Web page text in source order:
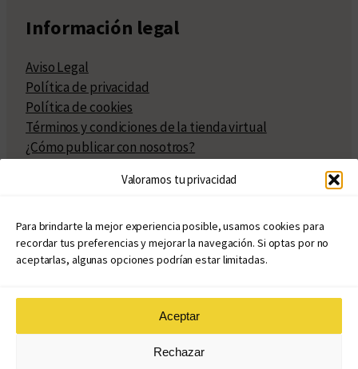
Valoramos tu privacidad
Para brindarte la mejor experiencia posible, usamos cookies para
recordar tus preferencias y mejorar la navegación. Si optas por no
aceptarlas, algunas opciones podrían estar limitadas.
Aceptar
Rechazar
Información legal
Aviso Legal
Política de privacidad
Política de cookies
Términos y condiciones de la tienda virtual
¿Cómo publicar con nosotros?
Políticas de publicación
Políticas de coedición
Atribuciones